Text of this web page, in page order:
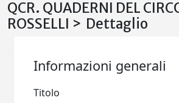
QCR. QUADERNI DEL
ROSSELLI > Dettaglio
Informazioni generali
Titolo